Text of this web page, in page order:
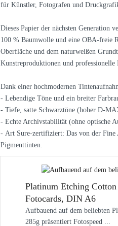
für Künstler, Fotografen und
Dieses Papier der nächsten Generation
100 % Baumwolle und eine OBA-freie
Oberfläche und dem naturweißen
Kunstreproduktionen und professionelle
Dank einer hochmodernen
- Lebendige Töne und ein breiter
- Tiefe, satte Schwarztöne (hoher D-
- Echte Archivstabilität (ohne optische
- Art Sure-zertifiziert: Das von der Fine
Pigmenttinten.
Platinum Etching Cotton
Fotocards, DIN A6
Aufbauend auf dem beliebten
285g präsentiert Fotospeed ...